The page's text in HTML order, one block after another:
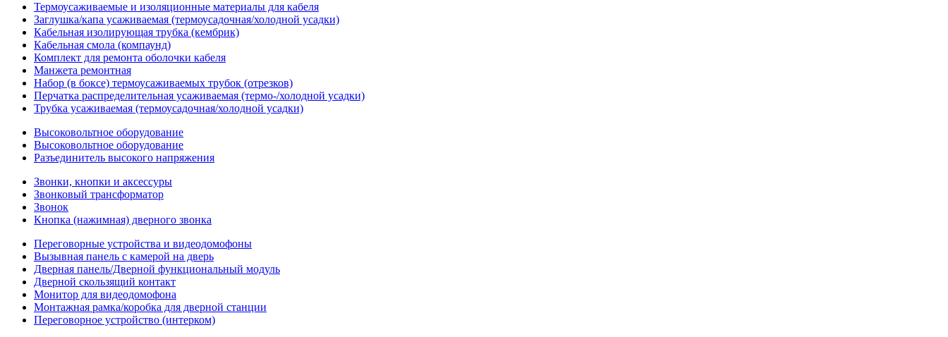
Термоусаживаемые и изоляционные материалы для кабеля
Заглушка/капа усаживаемая (термоусадочная/холодной усадки)
Кабельная изолирующая трубка (кембрик)
Кабельная смола (компаунд)
Комплект для ремонта оболочки кабеля
Манжета ремонтная
Набор (в боксе) термоусаживаемых трубок (отрезков)
Перчатка распределительная усаживаемая (термо-/холодной усадки)
Трубка усаживаемая (термоусадочная/холодной усадки)
Высоковольтное оборудование
Высоковольтное оборудование
Разъединитель высокого напряжения
Звонки, кнопки и аксессуры
Звонковый трансформатор
Звонок
Кнопка (нажимная) дверного звонка
Переговорные устройства и видеодомофоны
Вызывная панель с камерой на дверь
Дверная панель/Дверной функциональный модуль
Дверной скользящий контакт
Монитор для видеодомофона
Монтажная рамка/коробка для дверной станции
Переговорное устройство (интерком)